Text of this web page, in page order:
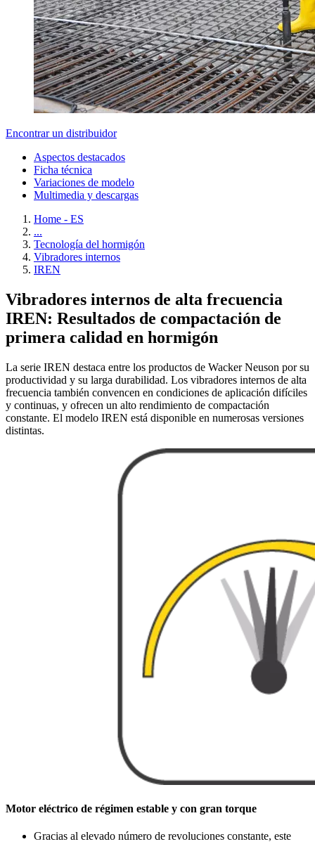
Encontrar un distribuidor
Aspectos destacados
Ficha técnica
Variaciones de modelo
Multimedia y descargas
Home - ES
...
Tecnología del hormigón
Vibradores internos
IREN
Vibradores internos de alta frecuencia
IREN: Resultados de compactación de
primera calidad en hormigón
La serie IREN destaca entre los productos de Wacker Neuson por su
productividad y su larga durabilidad. Los vibradores internos de alta
frecuencia también convencen en condiciones de aplicación difíciles
y continuas, y ofrecen un alto rendimiento de compactación
constante. El modelo IREN está disponible en numerosas versiones
distintas.
Motor eléctrico de régimen estable y con gran torque
Gracias al elevado número de revoluciones constante, este